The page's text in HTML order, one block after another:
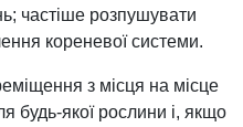
частіше розпушувати
кореневої системи.
з місця на місце
будь-якої рослини і, якщо